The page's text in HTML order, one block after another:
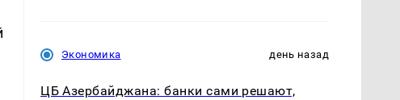
Экономика день назад
ЦБ Азербайджана: банки сами решают,